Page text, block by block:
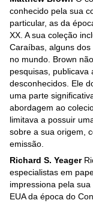
conhecido pela sua
particular, as da
XX. A sua coleção
Caraíbas, alguns
no mundo. Brown
pesquisas, publicava
desconhecidos. Ele
uma parte
abordagem ao
limitava a possuir
sobre a sua origem,
emissão.
Richard S. Yeager
especialistas em
impressiona pela
EUA da época do